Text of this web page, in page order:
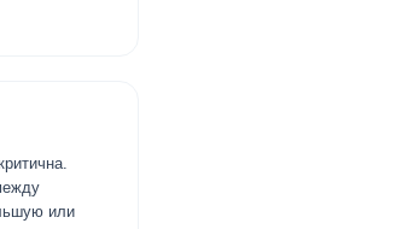
или